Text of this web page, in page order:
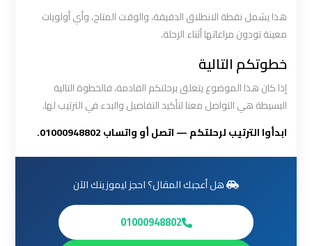
هذا يشمل نقطة الانطلاق الدقيقة، والوقت المتاح، وأي أولويات
معينة تودون مراعاتها أثناء الرحلة.
خطوتكم التالية
إذا كان هذا الموضوع يتعلق برحلتكم القادمة، فالخطوة التالية
البسيطة هي التواصل معنا لتأكيد التفاصيل والبدء في الترتيب لها.
ابدأوا الترتيب لرحلتكم — اتصل أو واتساب 01000948802.
هل أعجبك المقال؟ احجز ليموزينك الآن
01000948802
القاهرة
ليموزين
القاهرة
للاسكندرية
ليموزين